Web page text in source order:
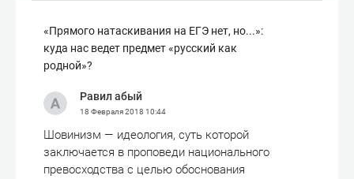
«Прямого натаскивания на ЕГЭ нет, но...»:
куда нас ведет предмет «русский как
родной»?
Равил абый
18 Февраля 2018 10:44
Шовинизм — идеология, суть которой
заключается в проповеди национального
превосходства с целью обоснования